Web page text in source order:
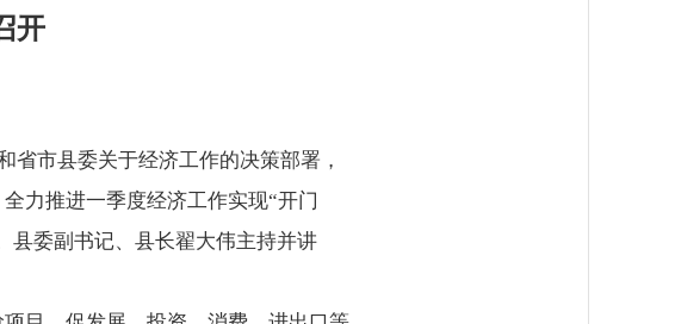
开
省市县委关于经济工作的决策部署，
力推进一季度经济工作实现“开门
县委副书记、县长翟大伟主持并讲